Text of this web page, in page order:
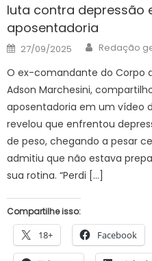
luta contra depressão
aposentadoria
Posted
on
27/09/2025 Author
Redação
O ex-comandante do Corpo
Adson Marchesini,
aposentadoria em um vídeo
revelou que enfrentou
de peso, chegando a pesar
admitiu que não estava
sua rotina. “Perdi […]
Compartilhe isso:
18+ Facebook